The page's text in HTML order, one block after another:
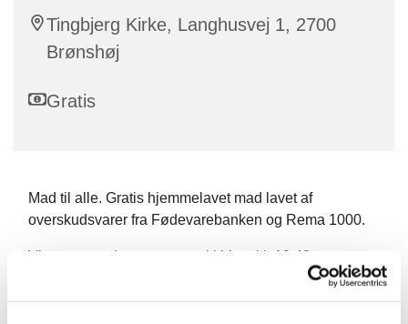
Tingbjerg Kirke, Langhusvej 1, 2700
Brønshøj
Gratis
Mad til alle. Gratis hjemmelavet mad lavet af
overskudsvarer fra Fødevarebanken og Rema 1000.
Vi starter med morgensang i kirken kl. 10.40